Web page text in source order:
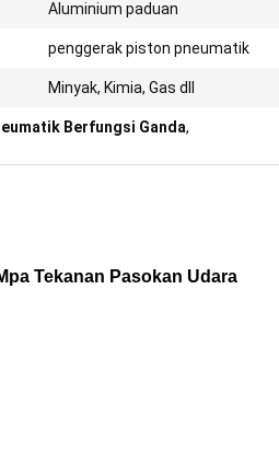
Aluminium paduan
penggerak piston pneumatik
Minyak, Kimia, Gas dll
Berfungsi Ganda,
Tekanan Pasokan Udara